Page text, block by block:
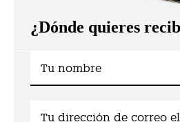
¿Dónde quieres